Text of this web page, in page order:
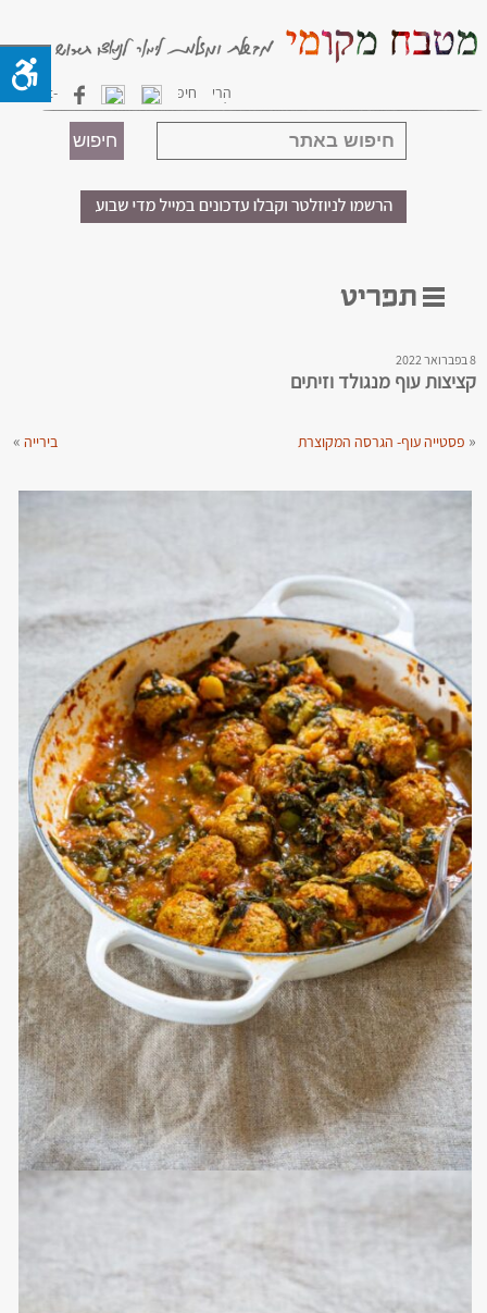
8 בפברואר 2022
קציצות עוף מנגולד וזיתים
« פסטייה עוף- הגרסה המקוצרת בירייה»